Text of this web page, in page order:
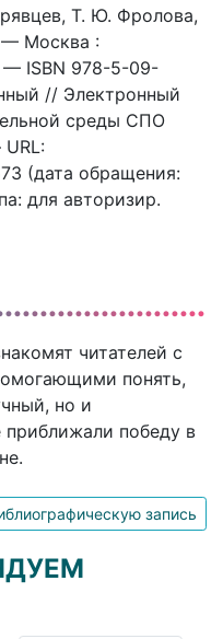
Т. Ю. Фролова,
— Москва :
ISBN 978-5-09-
// Электронный
среды СПО
(дата обращения:
для авторизир.
читателей с
понять,
но и
приближали победу в
запись